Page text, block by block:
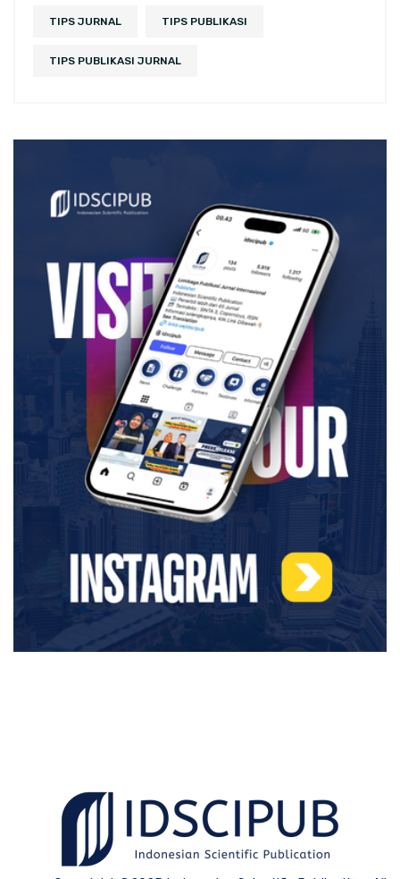
TIPS JURNAL TIPS PUBLIKASI
TIPS PUBLIKASI JURNAL